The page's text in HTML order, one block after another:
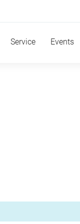
Service Events